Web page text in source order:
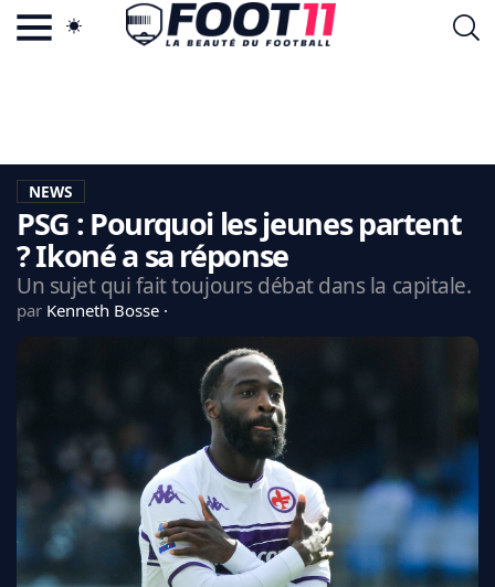
LA CHARTE
VIE PRIVÉE
CGU
CONTACTEZ-NOUS
LIGUE 1
REAL MADRID
FC BARCELONE
MANCHESTER UNITED
CHELSEA
NEWS
PSG : Pourquoi les jeunes partent
? Ikoné a sa réponse
Un sujet qui fait toujours débat dans la capitale.
par Kenneth Bosse